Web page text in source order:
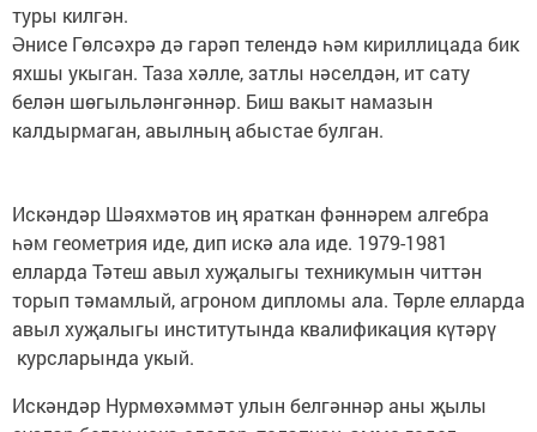
туры килгән.
Әнисе Гөлсәхрә дә гарәп телендә һәм кириллицада бик
яхшы укыган. Таза хәлле, затлы нәселдән, ит сату
белән шөгыльләнгәннәр. Биш вакыт намазын
калдырмаган, авылның абыстае булган.
Искәндәр Шәяхмәтов иң яраткан фәннәрем алгебра
һәм геометрия иде, дип искә ала иде. 1979-1981
елларда Тәтеш авыл хуҗалыгы техникумын читтән
торып тәмамлый, агроном дипломы ала. Төрле елларда
авыл хуҗалыгы институтында квалификация күтәрү
курсларында укый.
Искәндәр Нурмөхәммәт улын белгәннәр аны җылы